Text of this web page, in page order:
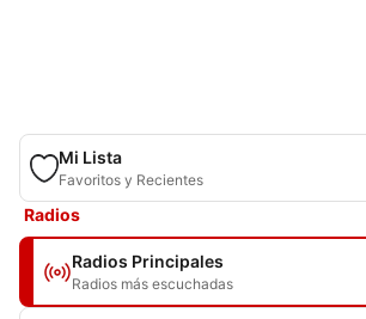
Mi Lista
Favoritos y Recientes
Radios
Radios Principales
Radios más escuchadas